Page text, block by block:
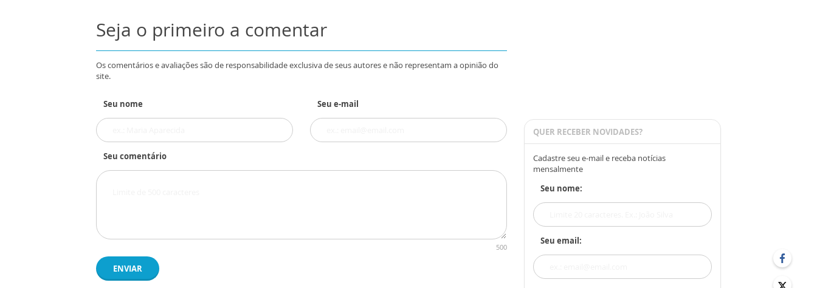
Seja o primeiro a comentar
Os comentários e avaliações são de responsabilidade exclusiva de seus autores e não representam a opinião do
site.
Seu nome Seu e-mail
Seu comentário
500
ENVIAR
QUER RECEBER NOVIDADES?
Cadastre seu e-mail e receba notícias
mensalmente
Seu nome:
Seu email: